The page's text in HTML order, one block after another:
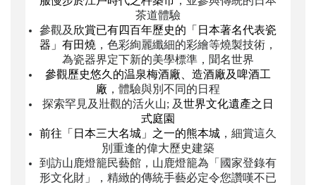
茶道體驗
參觀及 欣賞已有四百年歷史的「日本著名代表瓷
器」有田燒 ，色彩絢麗纖細的彩繪等燒製技術，
為瓷器界定下新的美學標準，聞名世界
參觀歷史悠久的温泉梅酒廠 、造酒廠及啤酒工
廠 ，體驗與別不同的日程
探索罕見及壯觀的活火山; 及世界文化遺產之日
式庭園
前往「日本三大名城」之一的熊本城 ，細賞這久
別重逢的偉大歷史建築
到訪山鹿燈籠民藝館，山鹿燈籠為「國家登錄有
形文化財」，精緻的傳統手藝必定令您讚嘆不已